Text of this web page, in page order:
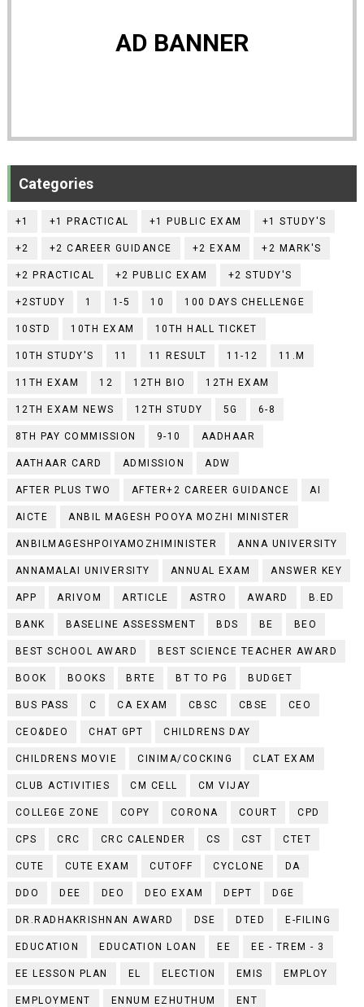
AD BANNER
Categories
+1 +1 PRACTICAL +1 PUBLIC EXAM +1 STUDY'S
+2 +2 CAREER GUIDANCE +2 EXAM +2 MARK'S
+2 PRACTICAL +2 PUBLIC EXAM +2 STUDY'S
+2STUDY 1 1-5 10 100 DAYS CHELLENGE
10STD 10TH EXAM 10TH HALL TICKET
10TH STUDY'S 11 11 RESULT 11-12 11.M
11TH EXAM 12 12TH BIO 12TH EXAM
12TH EXAM NEWS 12TH STUDY 5G 6-8
8TH PAY COMMISSION 9-10 AADHAAR
AATHAAR CARD ADMISSION ADW
AFTER PLUS TWO AFTER+2 CAREER GUIDANCE AI
AICTE ANBIL MAGESH POOYA MOZHI MINISTER
ANBILMAGESHPOIYAMOZHIMINISTER ANNA UNIVERSITY
ANNAMALAI UNIVERSITY ANNUAL EXAM ANSWER KEY
APP ARIVOM ARTICLE ASTRO AWARD B.ED
BANK BASELINE ASSESSMENT BDS BE BEO
BEST SCHOOL AWARD BEST SCIENCE TEACHER AWARD
BOOK BOOKS BRTE BT TO PG BUDGET
BUS PASS C CA EXAM CBSC CBSE CEO
CEO&DEO CHAT GPT CHILDRENS DAY
CHILDRENS MOVIE CINIMA/COCKING CLAT EXAM
CLUB ACTIVITIES CM CELL CM VIJAY
COLLEGE ZONE COPY CORONA COURT CPD
CPS CRC CRC CALENDER CS CST CTET
CUTE CUTE EXAM CUTOFF CYCLONE DA
DDO DEE DEO DEO EXAM DEPT DGE
DR.RADHAKRISHNAN AWARD DSE DTED E-FILING
EDUCATION EDUCATION LOAN EE EE - TREM - 3
EE LESSON PLAN EL ELECTION EMIS EMPLOY
EMPLOYMENT ENNUM EZHUTHUM ENT